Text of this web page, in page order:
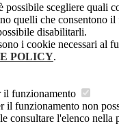
possibile scegliere quali
quelli che consentono
disabilitarli.
i cookie necessari al
POLICY.
il funzionamento
il funzionamento non
consultare l'elenco nella